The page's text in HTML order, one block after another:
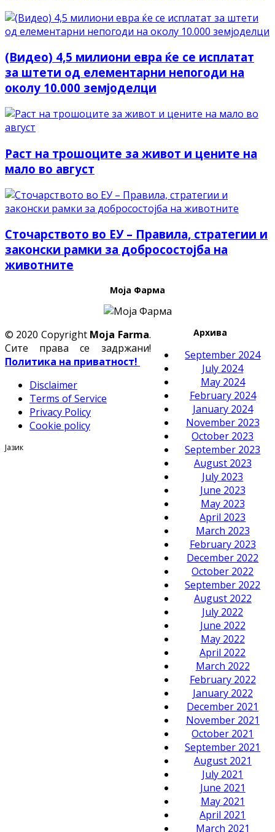
(Видео) 4,5 милиони евра ќе се исплатат
за штети од елементарни непогоди на
околу 10.000 земјоделци
Раст на трошоците за живот и цените на
мало во август
Сточарството во ЕУ – Правила, стратегии и
законски рамки за добросостојба на
животните
Моја Фарма
Архива
September 2024
July 2024
May 2024
February 2024
January 2024
November 2023
October 2023
September 2023
August 2023
July 2023
June 2023
May 2023
April 2023
March 2023
February 2023
December 2022
October 2022
September 2022
August 2022
July 2022
June 2022
May 2022
April 2022
March 2022
February 2022
January 2022
December 2021
November 2021
October 2021
September 2021
August 2021
July 2021
June 2021
May 2021
April 2021
March 2021
© 2020 Copyright Moja Farma.
Сите права се задржани!
Политика на приватност!
Disclaimer
Terms of Service
Privacy Policy
Cookie policy
Јазик